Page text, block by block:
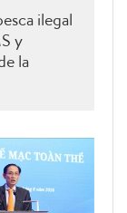
ilegal
y
la